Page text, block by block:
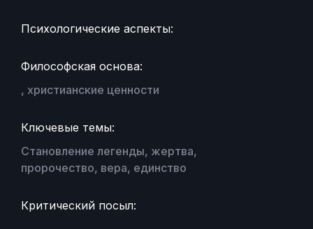
Психологические аспекты:
Философская основа:
, христианские ценности
Ключевые темы:
Становление легенды, жертва,
пророчество, вера, единство
Критический посыл: